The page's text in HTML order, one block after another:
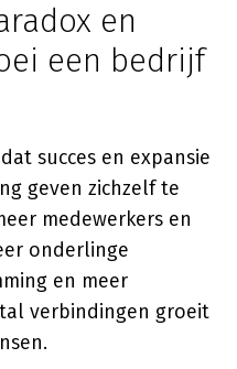
en
een bedrijf
succes en expansie
geven zichzelf te
medewerkers en
onderlinge
en meer
verbindingen groeit